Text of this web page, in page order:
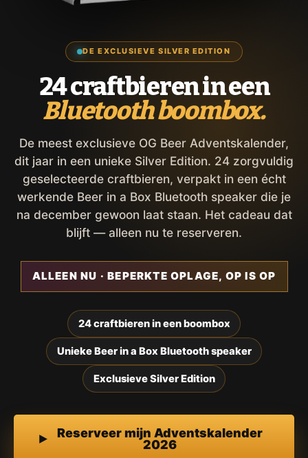
DE EXCLUSIEVE SILVER EDITION
24 craftbieren in een
Bluetooth boombox.
De meest exclusieve OG Beer Adventskalender,
dit jaar in een unieke Silver Edition. 24 zorgvuldig
geselecteerde craftbieren, verpakt in een écht
werkende Beer in a Box Bluetooth speaker die je
na december gewoon laat staan. Het cadeau dat
blijft — alleen nu te reserveren.
ALLEEN NU · BEPERKTE OPLAGE, OP IS OP
24 craftbieren in een boombox
Unieke Beer in a Box Bluetooth speaker
Exclusieve Silver Edition
Reserveer mijn Adventskalender
2026